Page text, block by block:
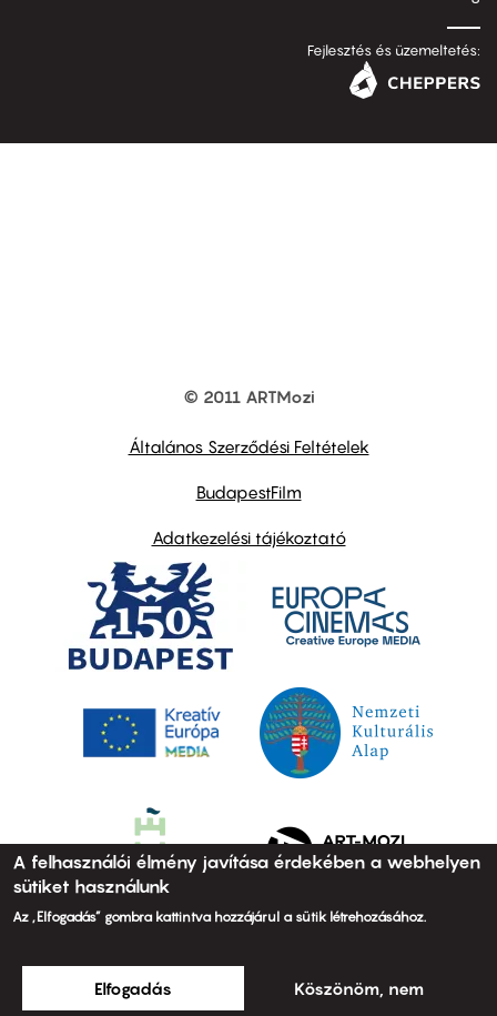
Fejlesztés és üzemeltetés:
© 2011 ARTMozi
Általános Szerződési Feltételek
BudapestFilm
Adatkezelési tájékoztató
A felhasználói élmény javítása érdekében a webhelyen
sütiket használunk
Az „Elfogadás” gombra kattintva hozzájárul a sütik létrehozásához.
Elfogadás Köszönöm, nem